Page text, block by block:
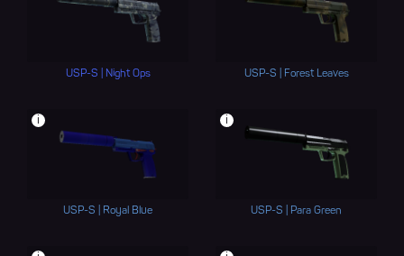
USP-S | Night Ops USP-S | Forest Leaves
i
USP-S | Royal Blue
i
USP-S | Para Green